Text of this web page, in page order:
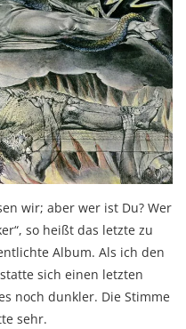
wir; aber wer ist Du? Wer
so heißt das letzte zu
Album. Als ich den
sich einen letzten
noch dunkler. Die Stimme
sehr.